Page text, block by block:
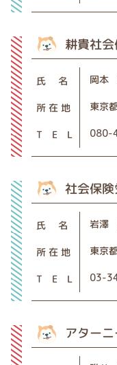
耕貴社
氏 名 岡本
所 在 地 東京
T E L 080-
社会保
氏 名 岩澤
所 在 地 東京
T E L 03-
アター